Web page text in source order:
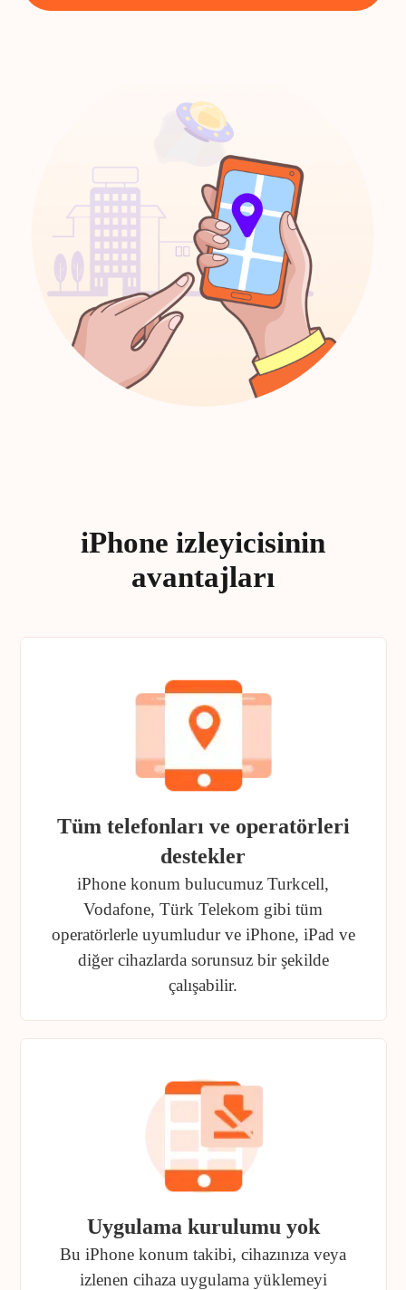
iPhone izleyicisinin
avantajları
Tüm telefonları ve operatörleri
destekler
iPhone konum bulucumuz Turkcell,
Vodafone, Türk Telekom gibi tüm
operatörlerle uyumludur ve iPhone, iPad ve
diğer cihazlarda sorunsuz bir şekilde
çalışabilir.
Uygulama kurulumu yok
Bu iPhone konum takibi, cihazınıza veya
izlenen cihaza uygulama yüklemeyi